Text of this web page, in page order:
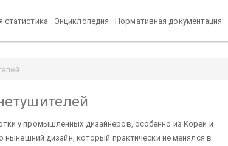
статистика Энциклопедия Нормативная документация
у промышленных дизайнеров, особенно из Кореи и
нынешний дизайн, который практически не менялся в